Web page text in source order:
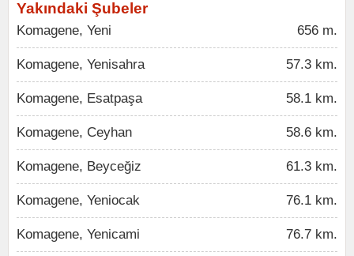
Yakındaki Şubeler
Komagene, Yeni 656 m.
Komagene, Yenisahra 57.3 km.
Komagene, Esatpaşa 58.1 km.
Komagene, Ceyhan 58.6 km.
Komagene, Beyceğiz 61.3 km.
Komagene, Yeniocak 76.1 km.
Komagene, Yenicami 76.7 km.